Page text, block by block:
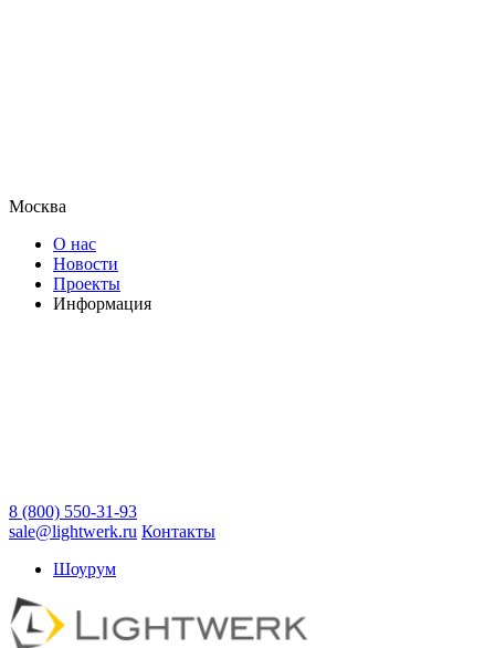
Москва
О нас
Новости
Проекты
Информация
8 (800) 550-31-93
sale@lightwerk.ru Контакты
Шоурум